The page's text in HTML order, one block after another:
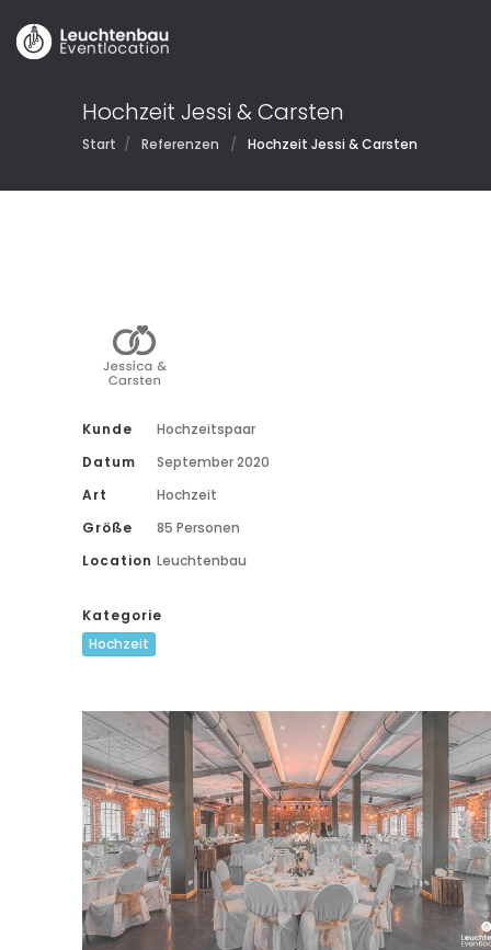
Hochzeit Jessi & Carsten
Start / Referenzen / Hochzeit Jessi & Carsten
Kunde
Hochzeitspaar
Datum
September 2020
Art
Hochzeit
Größe
85 Personen
Location Leuchtenbau
Kategorie
Hochzeit